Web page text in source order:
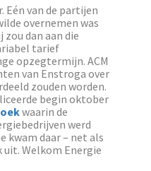
Eén van de partijen
overnemen was
dan aan die
tarief
opzegtermijn. ACM
van Enstroga over
zouden worden.
begin oktober
waarin de
werd
kwam daar – net als
Welkom Energie